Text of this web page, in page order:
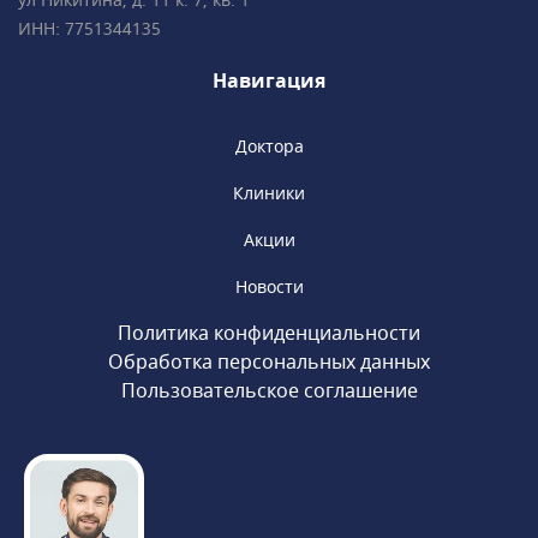
специалисты клиники обладают
многолетним опытом успешной работы
и современным взглядом на медицину.
ИНН: 7751344135
Навигация
Доктора
Клиники
Акции
Новости
Политика конфиденциальности
Обработка персональных данных
Пользовательское соглашение